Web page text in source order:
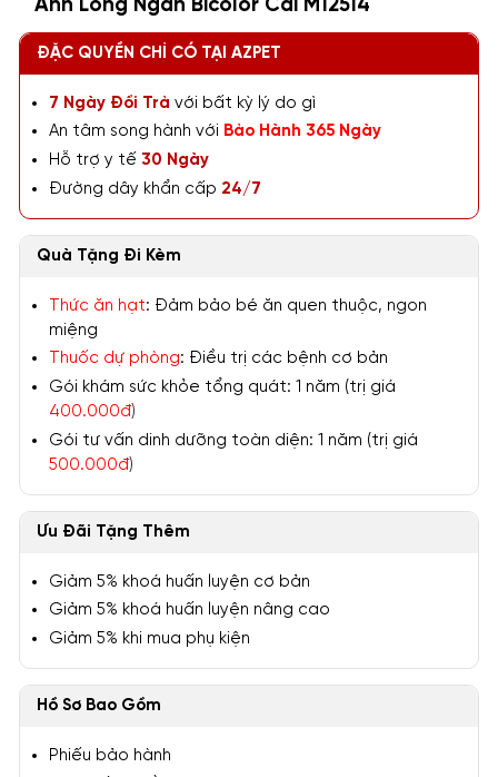
Anh Lông Ngắn Bicolor Cái M12514
ĐẶC QUYỀN CHỈ CÓ TẠI AZPET
7 Ngày Đổi Trả với bất kỳ lý do gì
An tâm song hành với Bảo Hành 365 Ngày
Hỗ trợ y tế 30 Ngày
Đường dây khẩn cấp 24/7
Quà Tặng Đi Kèm
Thức ăn hạt: Đảm bảo bé ăn quen thuộc, ngon
miệng
Thuốc dự phòng: Điều trị các bệnh cơ bản
Gói khám sức khỏe tổng quát: 1 năm (trị giá
400.000đ)
Gói tư vấn dinh dưỡng toàn diện: 1 năm (trị giá
500.000đ)
Ưu Đãi Tặng Thêm
Giảm 5% khoá huấn luyện cơ bản
Giảm 5% khoá huấn luyện nâng cao
Giảm 5% khi mua phụ kiện
Hồ Sơ Bao Gồm
Phiếu bảo hành